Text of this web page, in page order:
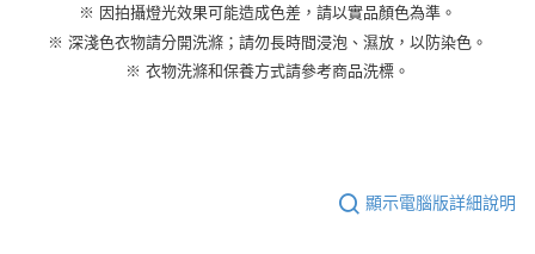
※ 因拍攝燈光效果可能造成色差，請以實品顏色為準。
※ 深淺色衣物請分開洗滌；請勿長時間浸泡、濕放，以防染色。
※ 衣物洗滌和保養方式請參考商品洗標。
顯示電腦版詳細說明